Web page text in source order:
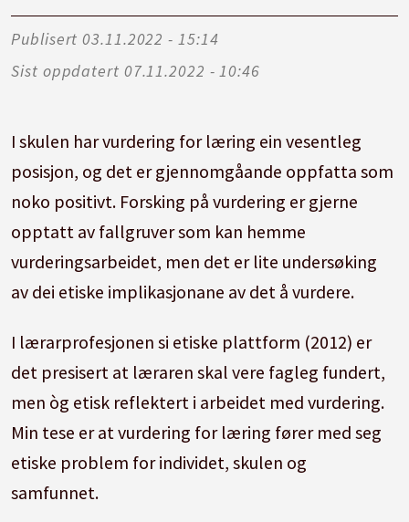
Publisert
03.11.2022 - 15:14
Sist oppdatert
07.11.2022 - 10:46
I skulen har vurdering for læring ein vesentleg
posisjon, og det er gjennomgåande oppfatta som
noko positivt. Forsking på vurdering er gjerne
opptatt av fallgruver som kan hemme
vurderingsarbeidet, men det er lite undersøking
av dei etiske implikasjonane av det å vurdere.
I lærar­profesjonen si etiske plattform (2012) er
det presisert at læraren skal vere fagleg fundert,
men òg etisk reflektert i arbeidet med vurdering.
Min tese er at vurdering for læring fører med seg
etiske problem for individet, skulen og
samfunnet.